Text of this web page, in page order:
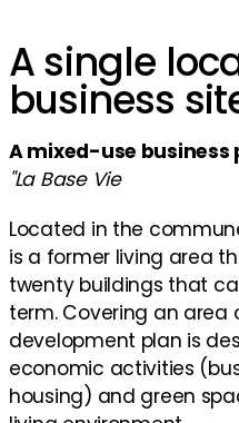
A single
business
A mixed-use business
"La Base Vie
Located in the
is a former living area
twenty buildings that
term. Covering an area
development plan is
economic activities
housing) and green